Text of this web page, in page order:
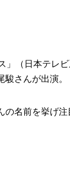
」（日本テレ
さんが出演。
名前を挙げ注